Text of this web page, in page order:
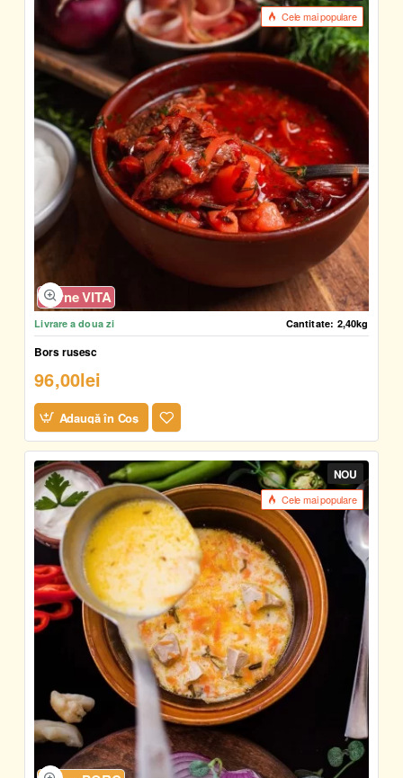
Cele mai populare
Carne VITA
Livrare a doua zi Cantitate: 2,40kg
Bors rusesc
96,00lei
Adaugă în Coş
NOU
Cele mai populare